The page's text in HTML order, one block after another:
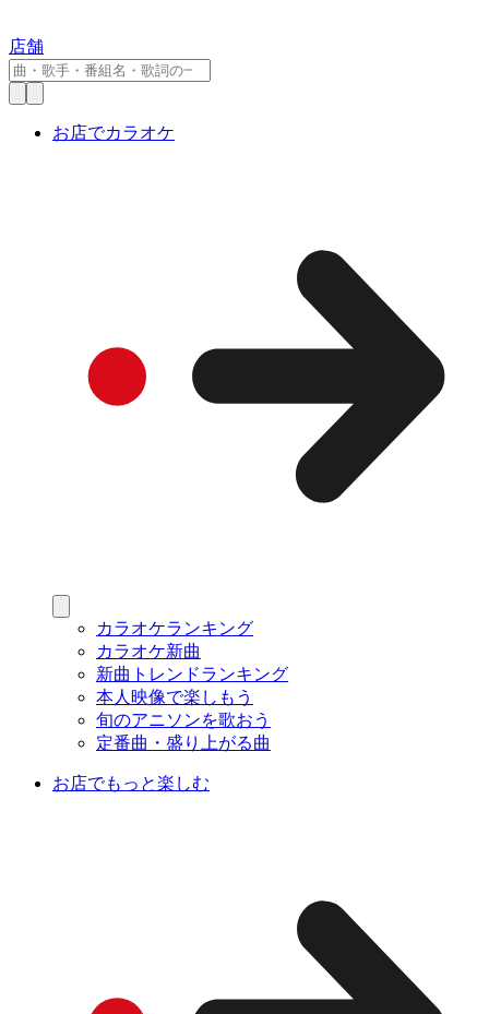
店舗
お店でカラオケ
カラオケランキング
カラオケ新曲
新曲トレンドランキング
本人映像で楽しもう
旬のアニソンを歌おう
定番曲・盛り上がる曲
お店でもっと楽しむ